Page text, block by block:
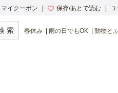
マイクーポン 保存/あとで読む
春休み 雨の日でもOK 動物と